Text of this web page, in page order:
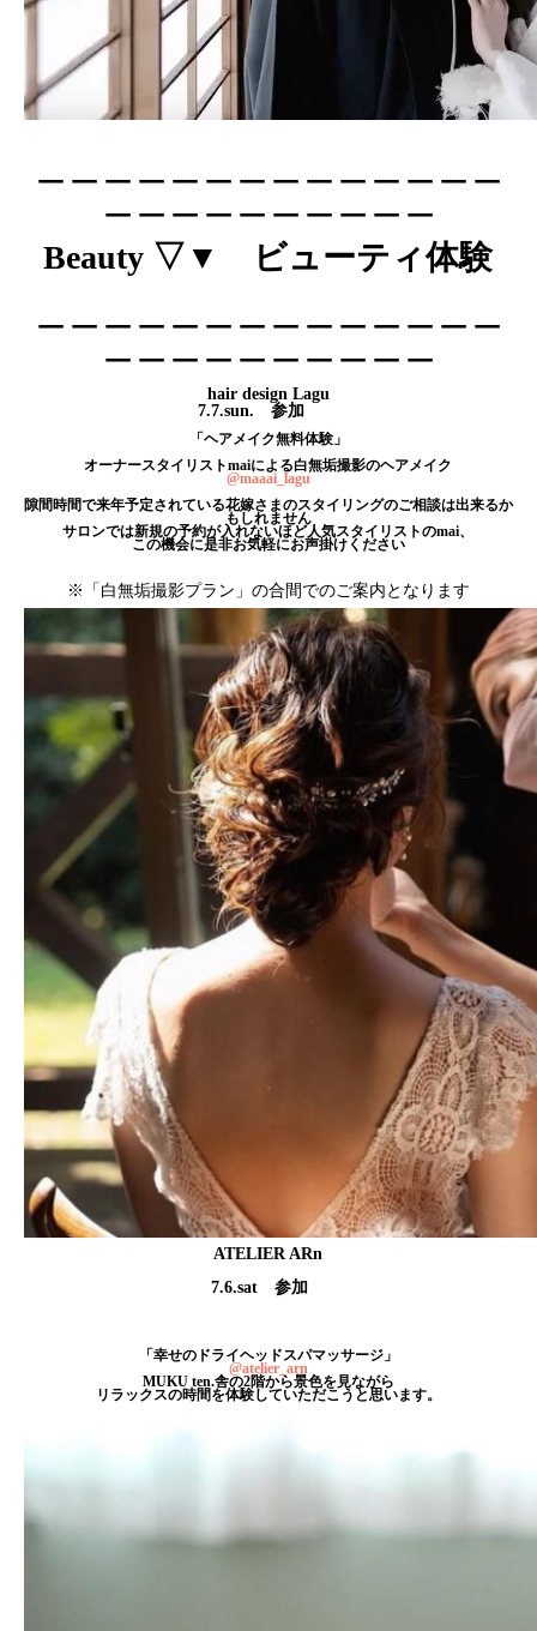
Beauty ▽▼
ビューティ体験
hair design Lagu
7.7.sun. 参加
「 ヘアメイク無料体験」
オーナースタイリストmaiによる白無垢撮影のヘアメイク
@maaai_lagu
隙間時間で来年予定されている花嫁さまのスタイリングのご相談は出来るか
もしれません
サロンでは新規の予約が入れないほど人気スタイリストのmai、
この機会に是非お気軽にお声掛けください
※「白無垢撮影プラン」の合間でのご案内となります
ATELIER ARn
7.6.sat 参加
「幸せのドライヘッドスパマッサージ」
@atelier_arn
MUKU ten.舎の2階から景色を見ながら
リラックスの時間を体験していただこうと思います。